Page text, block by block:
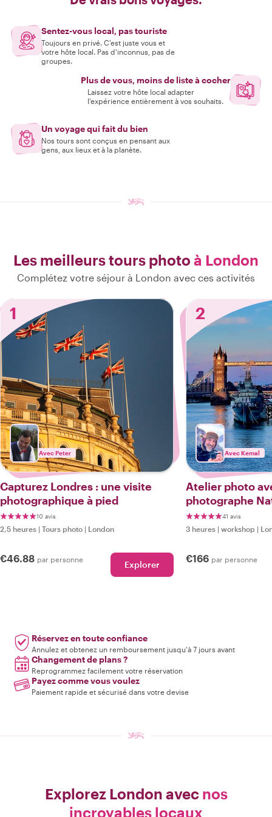
Sentez-vous local, pas touriste
Toujours en privé. C'est juste vous et
votre hôte local. Pas d'inconnus, pas de
groupes.
Plus de vous, moins de liste à cocher
Laissez votre hôte local adapter
l'expérience entièrement à vos souhaits.
Un voyage qui fait du bien
Nos tours sont conçus en pensant aux
gens, aux lieux et à la planète.
Les meilleurs tours photo à London
Complétez votre séjour à London avec ces activités
1
Avec Peter
Capturez Londres : une visite
photographique à pied
10 avis
2,5 heures | Tours photo | London
€46.88 par personne Explorer
2
Avec Kemal
Atelier photo
photographe
41 avis
3 heures | workshop |
€166 par personne
Réservez en toute confiance
Annulez et obtenez un remboursement jusqu'à 7 jours avant
Changement de plans ?
Reprogrammez facilement votre réservation
Payez comme vous voulez
Paiement rapide et sécurisé dans votre devise
Explorez London avec nos
incroyables locaux